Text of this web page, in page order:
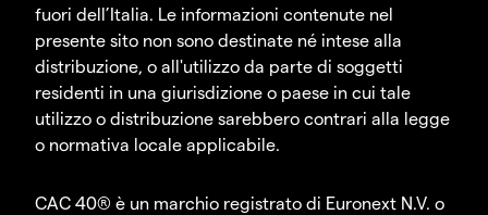
fuori dell’Italia. Le informazioni contenute nel
presente sito non sono destinate né intese alla
distribuzione, o all'utilizzo da parte di soggetti
residenti in una giurisdizione o paese in cui tale
utilizzo o distribuzione sarebbero contrari alla legge
o normativa locale applicabile.
CAC 40® è un marchio registrato di Euronext N.V. o